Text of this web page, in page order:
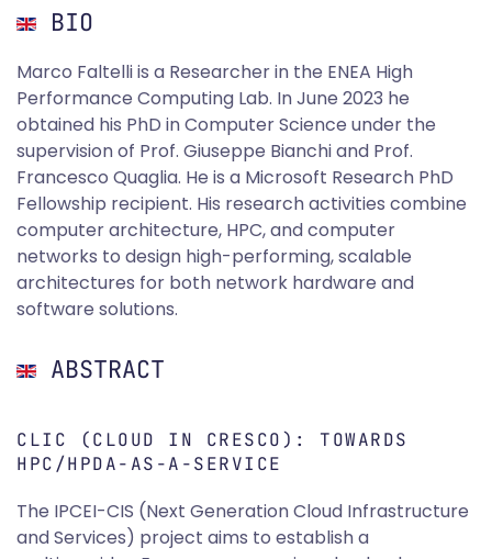
BIO
Marco Faltelli is a Researcher in the ENEA High
Performance Computing Lab. In June 2023 he
obtained his PhD in Computer Science under the
supervision of Prof. Giuseppe Bianchi and Prof.
Francesco Quaglia. He is a Microsoft Research PhD
Fellowship recipient. His research activities combine
computer architecture, HPC, and computer
networks to design high-performing, scalable
architectures for both network hardware and
software solutions.
ABSTRACT
CLIC (CLOUD IN CRESCO): TOWARDS
HPC/HPDA-AS-A-SERVICE
The IPCEI-CIS (Next Generation Cloud Infrastructure
and Services) project aims to establish a